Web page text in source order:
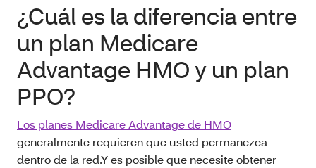
¿Cuál es la diferencia entre
un plan Medicare
Advantage HMO y un plan
PPO?
Los planes Medicare Advantage de HMO
generalmente requieren que usted permanezca
dentro de la red.Y es posible que necesite obtener